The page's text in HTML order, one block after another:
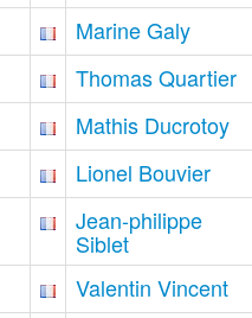
Marine Galy
Thomas Quartier
Mathis Ducrotoy
Lionel Bouvier
Jean-philippe
Siblet
Valentin Vincent